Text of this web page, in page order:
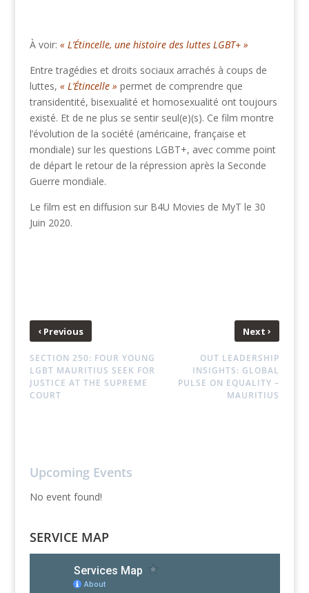
À voir: « L’Étincelle, une histoire des luttes LGBT+ »
Entre tragédies et droits sociaux arrachés à coups de
luttes, « L’Étincelle » permet de comprendre que
transidentité, bisexualité et homosexualité ont toujours
existé. Et de ne plus se sentir seul(e)(s). Ce film montre
l’évolution de la société (américaine, française et
mondiale) sur les questions LGBT+, avec comme point
de départ le retour de la répression après la Seconde
Guerre mondiale.
Le film est en diffusion sur B4U Movies de MyT le 30
Juin 2020.
‹Previous
SECTION 250: FOUR YOUNG
LGBT MAURITIUS SEEK FOR
JUSTICE AT THE SUPREME
COURT
Next›
OUT LEADERSHIP
INSIGHTS: GLOBAL
PULSE ON EQUALITY –
MAURITIUS
Upcoming Events
No event found!
SERVICE MAP